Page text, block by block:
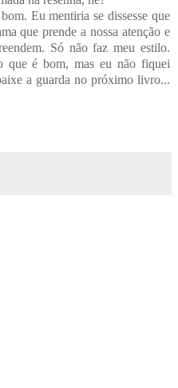
Eu mentiria se dissesse que
que prende a nossa atenção e
Só não faz meu estilo.
que é bom, mas eu não fiquei
a guarda no próximo livro...